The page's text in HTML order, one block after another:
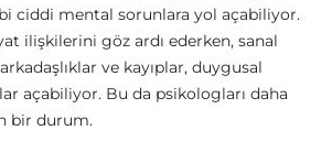
ciddi mental sorunlara yol açabiliyor.
ilişkilerini göz ardı ederken, sanal
ve kayıplar, duygusal
açabiliyor. Bu da psikologları daha
bir durum.